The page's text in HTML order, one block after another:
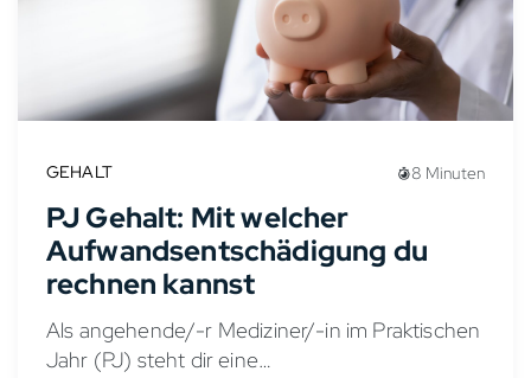
GEHALT 8 Minuten
PJ Gehalt: Mit welcher
Aufwandsentschädigung du
rechnen kannst
Als angehende/-r Mediziner/-in im Praktischen
Jahr (PJ) steht dir eine